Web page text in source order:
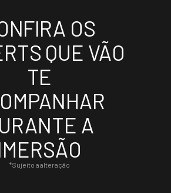
OS
QUE VÃO
TE
A
*Sujeito a alteração